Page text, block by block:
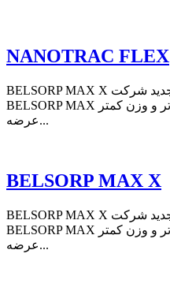
NANOTRAC FLEX
BELSORP MAX X محصول جدید شرکت Microtrac در سری
BELSORP MAX است که با طراحی فشرده‌تر و وزن کمتر
عرضه...
BELSORP MAX X
BELSORP MAX X محصول جدید شرکت Microtrac در سری
BELSORP MAX است که با طراحی فشرده‌تر و وزن کمتر
عرضه...